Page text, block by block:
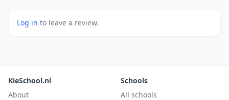
Log in to leave a review.
KieSchool.nl
About
Schools
All schools